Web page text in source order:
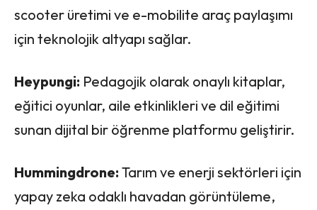
scooter üretimi ve e-mobilite araç paylaşımı
için teknolojik altyapı sağlar.
Heypungi: Pedagojik olarak onaylı kitaplar,
eğitici oyunlar, aile etkinlikleri ve dil eğitimi
sunan dijital bir öğrenme platformu geliştirir.
Hummingdrone: Tarım ve enerji sektörleri için
yapay zeka odaklı havadan görüntüleme,